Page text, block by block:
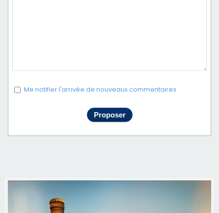
Me notifier l'arrivée de nouveaux commentaires